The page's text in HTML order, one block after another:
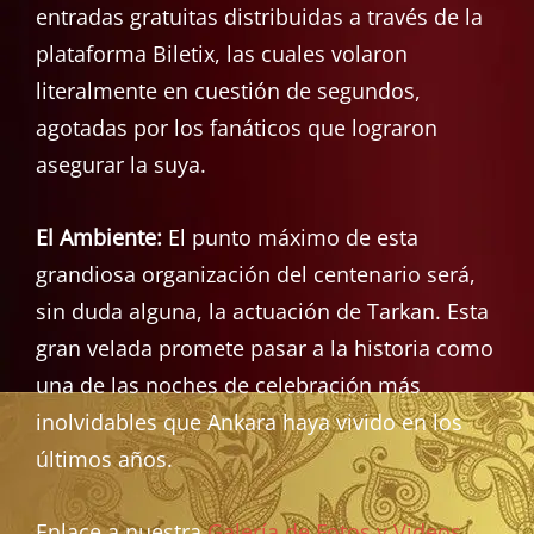
entradas gratuitas distribuidas a través de la
plataforma Biletix, las cuales volaron
literalmente en cuestión de segundos,
agotadas por los fanáticos que lograron
asegurar la suya.
El Ambiente: El punto máximo de esta
grandiosa organización del centenario será,
sin duda alguna, la actuación de Tarkan. Esta
gran velada promete pasar a la historia como
una de las noches de celebración más
inolvidables que Ankara haya vivido en los
últimos años.